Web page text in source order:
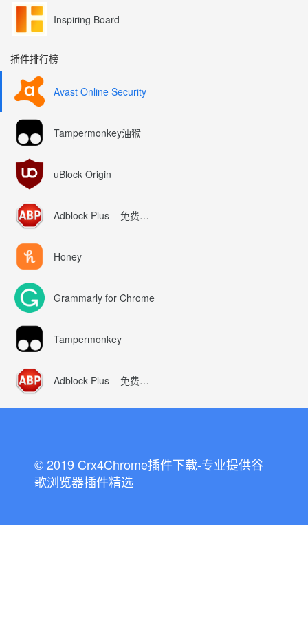
Inspiring Board
插件排行榜
Avast Online Security
Tampermonkey油猴
uBlock Origin
Adblock Plus – 免费的广告拦截器
Honey
Grammarly for Chrome
Tampermonkey
Adblock Plus – 免费的广告拦截器
© 2019 Crx4Chrome插件下载-专业提供谷
歌浏览器插件精选